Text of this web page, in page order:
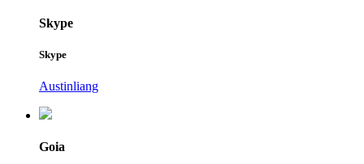
Skype
Skype
Austinliang
Goia